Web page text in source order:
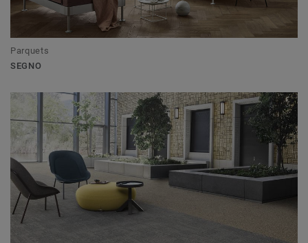
Parquets
SEGNO